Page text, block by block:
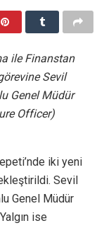
ile Finanstan
Sevil
Genel Müdür
Officer)
iki yeni
Sevil
Genel Müdür
ise